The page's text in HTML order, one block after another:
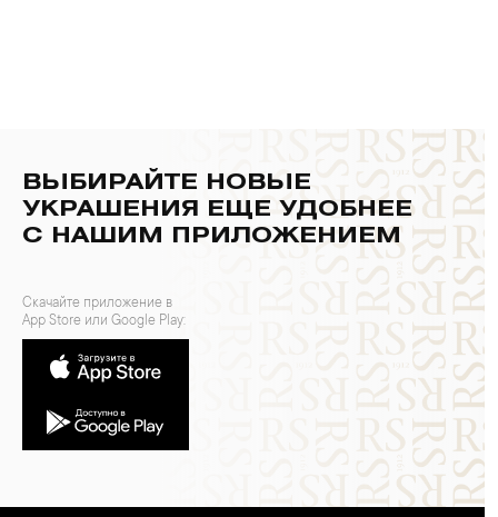
ВЫБИРАЙТЕ НОВЫЕ
УКРАШЕНИЯ ЕЩЕ УДОБНЕЕ
С НАШИМ ПРИЛОЖЕНИЕМ
Скачайте приложение в
App Store или Google Play: